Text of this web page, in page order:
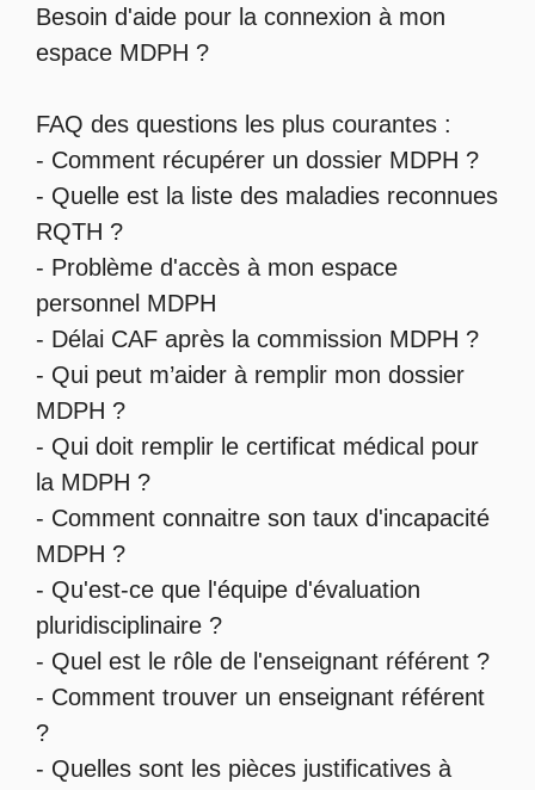
Besoin d'aide pour la connexion à mon
espace MDPH ?
FAQ des questions les plus courantes :
- Comment récupérer un dossier MDPH ?
- Quelle est la liste des maladies reconnues
RQTH ?
- Problème d'accès à mon espace
personnel MDPH
- Délai CAF après la commission MDPH ?
- Qui peut m’aider à remplir mon dossier
MDPH ?
- Qui doit remplir le certificat médical pour
la MDPH ?
- Comment connaitre son taux d'incapacité
MDPH ?
- Qu'est-ce que l'équipe d'évaluation
pluridisciplinaire ?
- Quel est le rôle de l'enseignant référent ?
- Comment trouver un enseignant référent
?
- Quelles sont les pièces justificatives à